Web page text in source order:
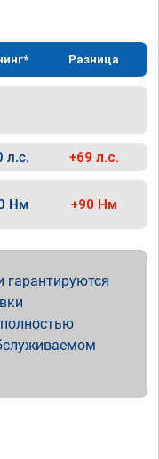
Разница
л.с. +69 л.с.
Нм +90 Нм
гарантируются